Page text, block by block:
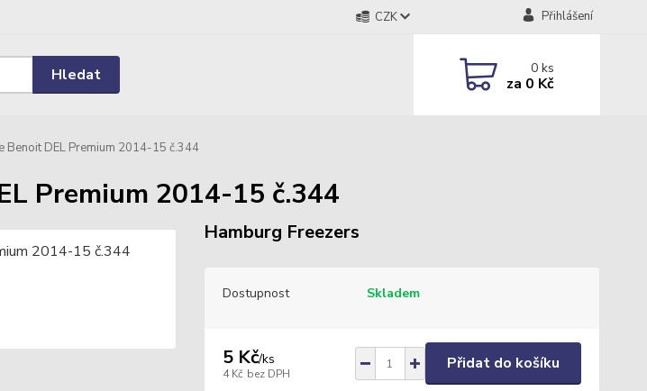
CZK Přihlášení
Hledat 0ks
za 0 Kč
Benoit DEL Premium 2014-15 č.344
Premium 2014-15 č.344
Hamburg Freezers
Dostupnost Skladem
5 Kč/ks
4 Kč bez DPH
Přidat do košíku